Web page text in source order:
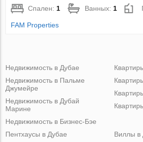
Спален: 1 Ванных: 1
FAM Properties
Недвижимость в Дубае
Недвижимость в Пальме
Джумейре
Недвижимость в Дубай
Марине
Недвижимость в Бизнес-Бэе
Пентхаусы в Дубае
Виллы в